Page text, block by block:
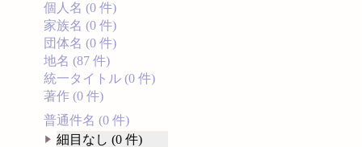
個人名 (0 件)
家族名 (0 件)
団体名 (0 件)
地名 (87 件)
統一タイトル (0 件)
著作 (0 件)
普通件名 (0 件)
細目なし (0 件)